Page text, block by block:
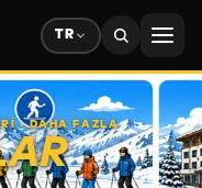
TR
· DAHA FAZLA